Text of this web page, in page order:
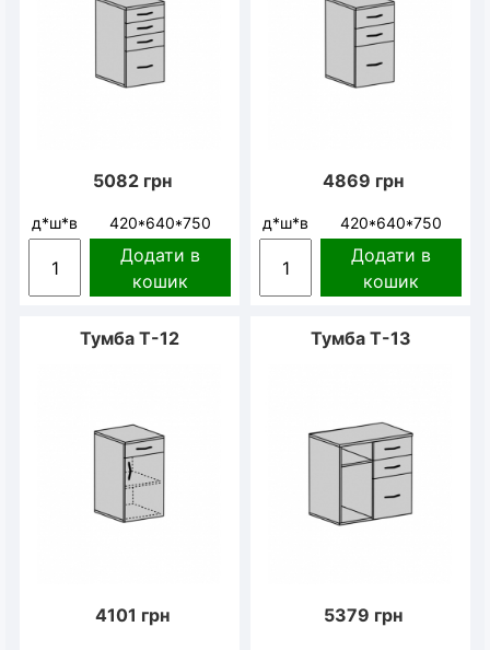
5082 грн
д*ш*в 420*640*750
Додати в
кошик
4869 грн
д*ш*в 420*640*750
Додати в
кошик
Тумба Т-12
4101 грн
Тумба Т-13
5379 грн